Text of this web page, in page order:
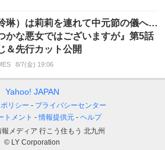
琳）は莉莉を連れて中元節の儀へ…
かな悪女ではございますが』第5話
＆先行カット公開
8/7(金) 19:06
Yahoo! JAPAN
リシー
プライバシーセンター
トメント 情報提供元
ヘルプ
メディア 行こう住もう 北九州
© LY Corporation